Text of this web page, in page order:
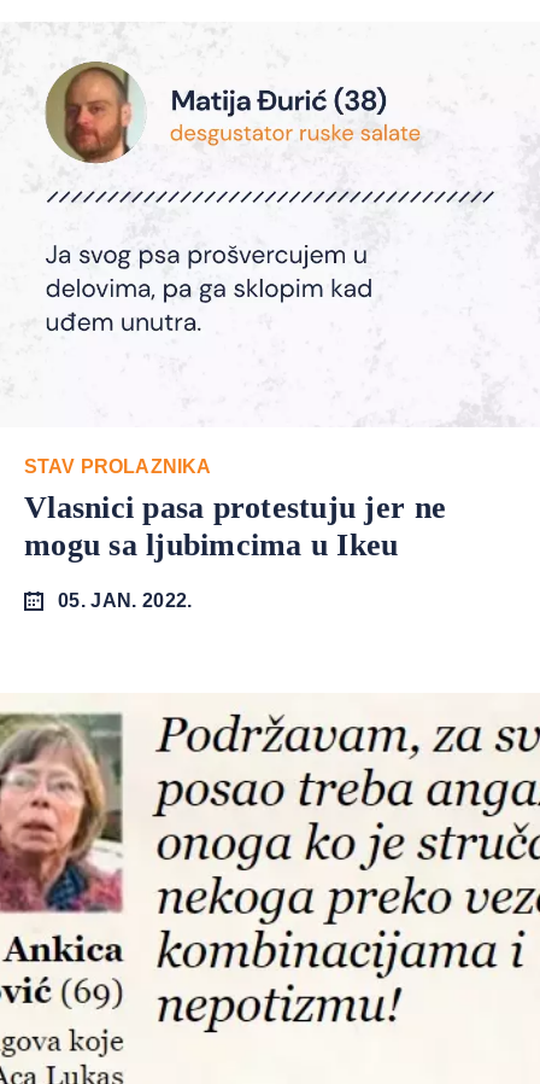
STAV PROLAZNIKA
Vlasnici pasa protestuju jer ne
mogu sa ljubimcima u Ikeu
05. JAN. 2022.